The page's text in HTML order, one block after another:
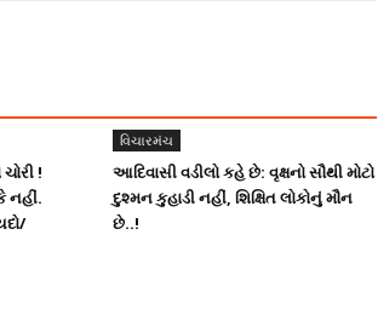
!
નહીં.
વિચારમંચ
આદિવાસી વડીલો કહે છે: વૃક્ષનો સૌથી મોટો
દુશ્મન કુહાડી નહીં, શિક્ષિત લોકોનું મૌન
છે..!